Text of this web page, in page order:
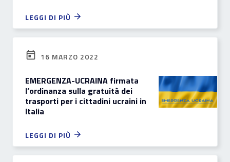
LEGGI DI PIÙ
16 MARZO 2022
EMERGENZA-UCRAINA firmata
l’ordinanza sulla gratuità dei
trasporti per i cittadini ucraini in
Italia
LEGGI DI PIÙ